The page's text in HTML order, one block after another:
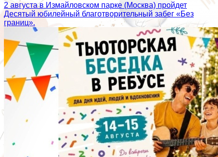
2 августа в Измайловском парке (Москва) пройдет
Десятый юбилейный благотворительный забег «Без
границ».